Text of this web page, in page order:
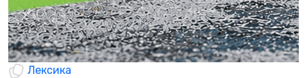
Лексика